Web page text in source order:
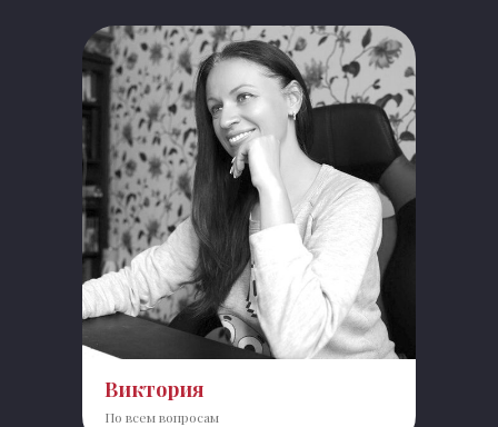
Виктория
По всем вопросам